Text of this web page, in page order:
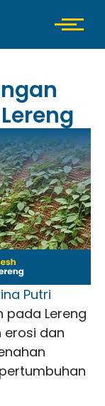
Putri
pada Lereng
erosi dan